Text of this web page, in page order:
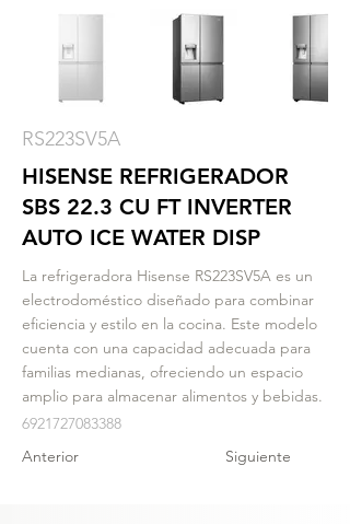
RS223SV5A
HISENSE REFRIGERADOR
SBS 22.3 CU FT INVERTER
AUTO ICE WATER DISP
La refrigeradora Hisense RS223SV5A es un
electrodoméstico diseñado para combinar
eficiencia y estilo en la cocina. Este modelo
cuenta con una capacidad adecuada para
familias medianas, ofreciendo un espacio
amplio para almacenar alimentos y bebidas.
6921727083388
Anterior
Siguiente